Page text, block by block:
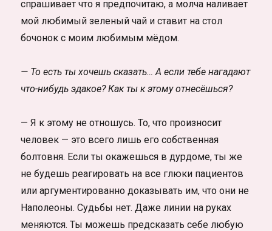
спрашивает что я предпочитаю, а молча наливает
мой любимый зеленый чай и ставит на стол
бочонок с моим любимым мёдом.
— То есть ты хочешь сказать… А если тебе нагадают
что-нибудь эдакое? Как ты к этому отнесёшься?
— Я к этому не отношусь. То, что произносит
человек — это всего лишь его собственная
болтовня. Если ты окажешься в дурдоме, ты же
не будешь реагировать на все глюки пациентов
или аргументированно доказывать им, что они не
Наполеоны. Судьбы нет. Даже линии на руках
меняются. Ты можешь предсказать себе любую